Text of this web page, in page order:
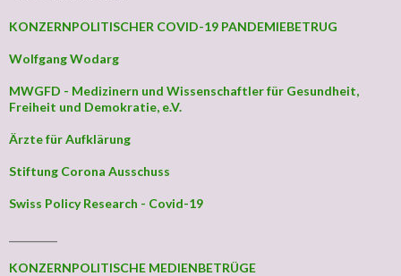
KONZERNPOLITISCHER COVID-19 PANDEMIEBETRUG
Wolfgang Wodarg
MWGFD - Medizinern und Wissenschaftler für Gesundheit,
Freiheit und Demokratie, e.V.
Ärzte für Aufklärung
Stiftung Corona Ausschuss
Swiss Policy Research - Covid-19
KONZERNPOLITISCHE MEDIENBETRÜGE